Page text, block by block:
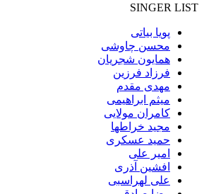
SINGER LIST
پویا بیاتی
محسن چاوشی
همایون شجریان
فرزاد فرزین
مهدی مقدم
میثم ابراهیمی
کامران مولایی
مجید خراطها
حمید عسکری
امیر علی
افشین آذری
علی لهراسبی